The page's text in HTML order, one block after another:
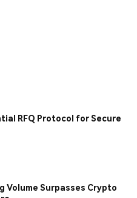
RFQ Protocol for Secure
Volume Surpasses Crypto